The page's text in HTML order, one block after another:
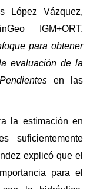
López Vázquez,
IGM+ORT,
para obtener
evaluación de la
en las
la estimación en
suficientemente
explicó que el
para el